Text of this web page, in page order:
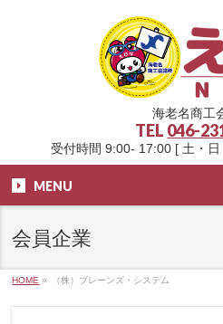
海老名商工
TEL 046-
受付時間 9:00- 17:00 [ 土・
MENU
会員企業
HOME » （株）ブレーンズ・システム